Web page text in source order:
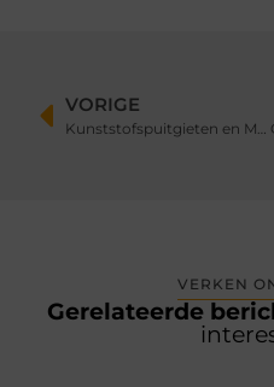
VORIGE
Kunststofspuitgieten en Matrijzen bepalen productkwaliteit op een nieuw niveau
VERKEN
Gerelateerde